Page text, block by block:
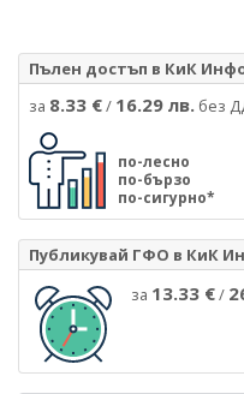
Пълен достъп в КиК
за 8.33 €/ 16.29 лв. без
по-лесно
по-бързо
по-сигурно*
Публикувай ГФО в КиК
за 13.33 €/